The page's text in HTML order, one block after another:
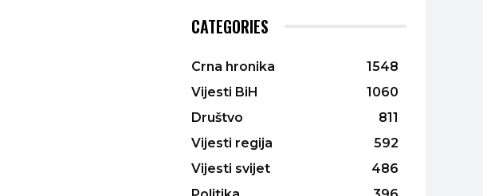
CATEGORIES
Crna hronika
1548
Vijesti BiH
1060
Društvo
811
Vijesti regija
592
Vijesti svijet
486